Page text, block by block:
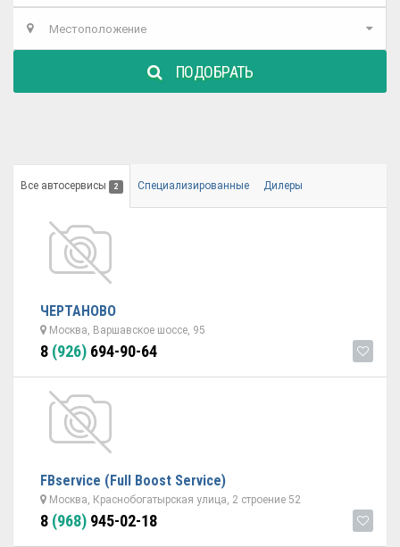
Местоположение
ПОДОБРАТЬ
Все автосервисы 2 Специализированные Дилеры
ЧЕРТАНОВО
Москва, Варшавское шоссе, 95
8 (926) 694-90-64
FBserviсe (Full Boost Service)
Москва, Краснобогатырская улица, 2 строение 52
8 (968) 945-02-18